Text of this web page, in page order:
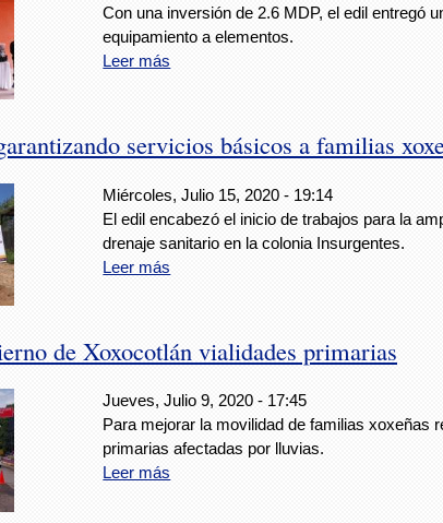
Con una inversión de 2.6 MDP, el edil entregó
equipamiento a elementos.
Leer más
servicios básicos a familias
Miércoles, Julio 15, 2020 - 19:14
El edil encabezó el inicio de trabajos para la
drenaje sanitario en la colonia Insurgentes.
Leer más
de Xoxocotlán vialidades primarias
Jueves, Julio 9, 2020 - 17:45
Para mejorar la movilidad de familias xoxeñas
primarias afectadas por lluvias.
Leer más